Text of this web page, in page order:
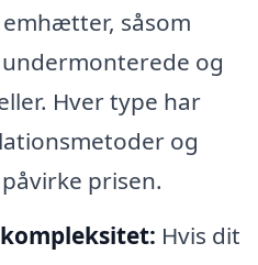
såsom
og
Hver type har
og
prisen.
Hvis dit